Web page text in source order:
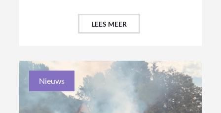
LEES MEER
Nieuws